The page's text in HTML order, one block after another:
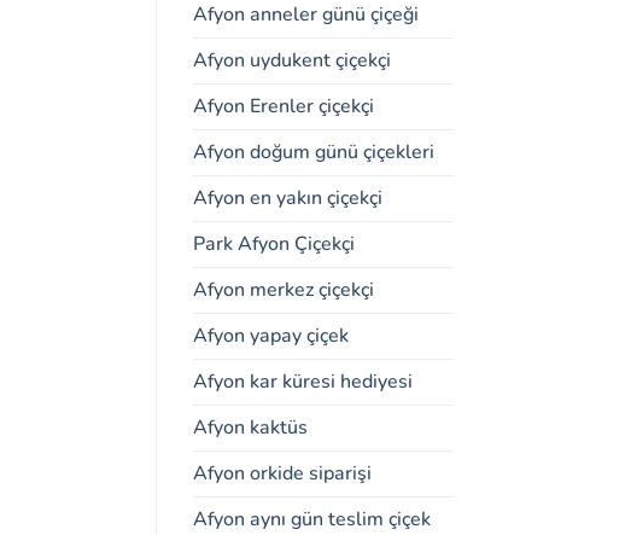
Afyon anneler günü çiçeği
Afyon uydukent çiçekçi
Afyon Erenler çiçekçi
Afyon doğum günü çiçekleri
Afyon en yakın çiçekçi
Park Afyon Çiçekçi
Afyon merkez çiçekçi
Afyon yapay çiçek
Afyon kar küresi hediyesi
Afyon kaktüs
Afyon orkide siparişi
Afyon aynı gün teslim çiçek